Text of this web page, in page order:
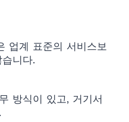
업계 표준의 서비스보
니다.
방식이 있고, 거기서